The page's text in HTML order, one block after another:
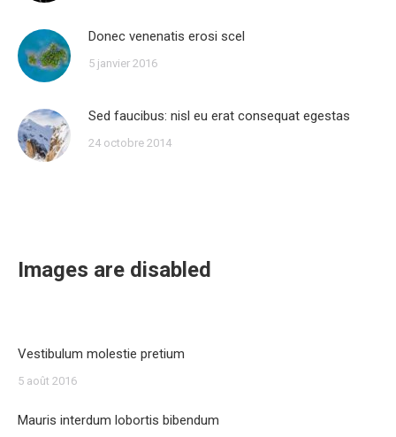
Donec venenatis erosi scel
5 janvier 2016
Sed faucibus: nisl eu erat consequat egestas
24 octobre 2014
Images are disabled
Vestibulum molestie pretium
5 août 2016
Mauris interdum lobortis bibendum